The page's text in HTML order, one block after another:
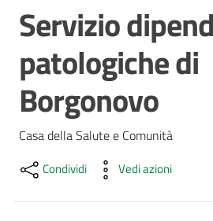
Prestazioni
percorsi
di
cura
Come
Salta al contenuto
Servizio
patologiche di
Borgonovo
Casa della Salute e Comunità
Condividi Vedi azioni